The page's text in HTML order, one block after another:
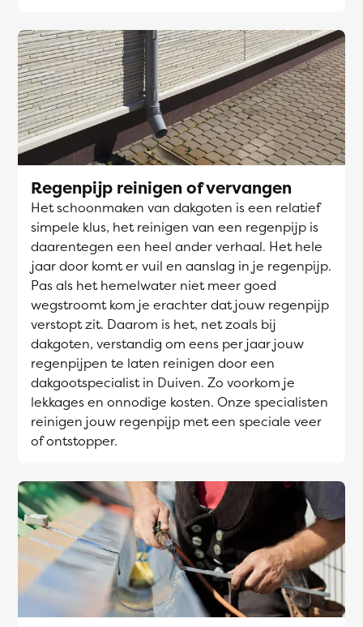
Regenpijp reinigen of vervangen
Het schoonmaken van dakgoten is een relatief
simpele klus, het reinigen van een regenpijp is
daarentegen een heel ander verhaal. Het hele
jaar door komt er vuil en aanslag in je regenpijp.
Pas als het hemelwater niet meer goed
wegstroomt kom je erachter dat jouw regenpijp
verstopt zit. Daarom is het, net zoals bij
dakgoten, verstandig om eens per jaar jouw
regenpijpen te laten reinigen door een
dakgootspecialist in Duiven. Zo voorkom je
lekkages en onnodige kosten. Onze specialisten
reinigen jouw regenpijp met een speciale veer
of ontstopper.